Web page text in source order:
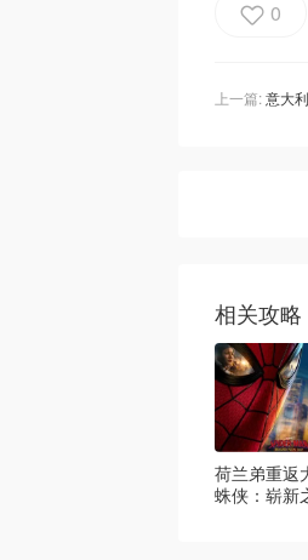
0
上一篇:意大利永居
相关攻略
荷兰弟重返
蛛侠：崭